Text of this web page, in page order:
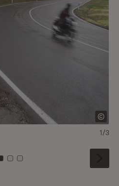
Zu Kachel: 0
Zu Kachel: 1
Zu Kachel: 2
1/3